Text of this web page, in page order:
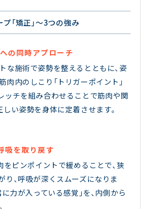
「矯正」〜3つの強み
への同時アプローチ
な施術で姿勢を整えるとともに、姿
肉内のしこり「トリガーポイント」
ッチを組み合わせることで筋肉や関
しい姿勢を身体に定着させます。
吸を取り戻す
をピンポイントで緩めることで、狭
り、呼吸が深くスムーズになりま
に力が入っている感覚」を、内側から